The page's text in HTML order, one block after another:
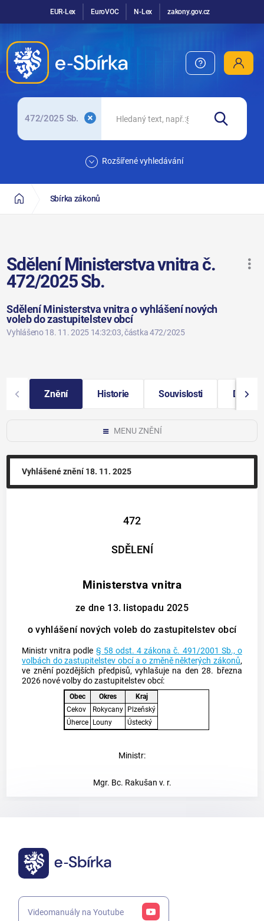
EUR-Lex EuroVOC N-Lex zakony.gov.cz
472/2025 Sb.
Rozšířené vyhledávání
Sbírka zákonů
Sdělení Ministerstva vnitra č.
472/2025 Sb.
Sdělení Ministerstva vnitra o vyhlášení nových
voleb do zastupitelstev obcí
Vyhlášeno 18. 11. 2025 14:32:03, částka 472/2025
Znění Historie Souvislosti Další
MENU ZNĚNÍ
Vyhlášené znění18. 11. 2025
472
SDĚLENÍ
Ministerstva vnitra
ze dne 13. listopadu 2025
o vyhlášení nových voleb do zastupitelstev obcí
Ministr vnitra podle § 58 odst. 4 zákona č. 491/2001 Sb., o
volbách do zastupitelstev obcí a o změně některých zákonů,
ve znění pozdějších předpisů, vyhlašuje na den 28. března
2026 nové volby do zastupitelstev obcí:
Obec Okres
Kraj
Cekov
Rokycany Plzeňský
Úherce Louny Ústecký
Ministr:
Mgr. Bc. Rakušan v. r.
Videomanuály na Youtube